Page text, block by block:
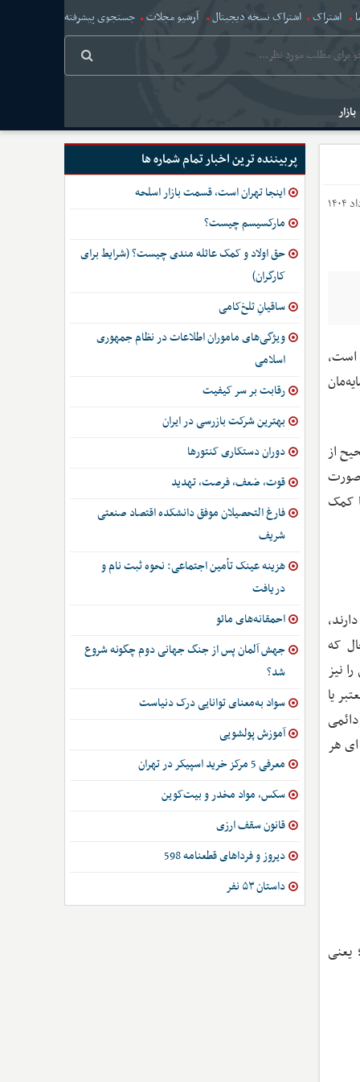
اشتراک اشتراک نسخه دیجیتال آرشیو مجلات جستجوی پیشرفته
بازار
است،
از
صورت
کمک
که
نیز
یا
هر
یعنی
پربیننده ترین اخبار تمام شماره ها
اینجا تهران است، قسمت بازار اسلحه
مارکسیسم چیست؟
حق اولاد و کمک عائله مندی چیست؟ (شرایط برای
کارگران)
ساقیانِ تلخ‌کامی
ویژگی‌های ماموران اطلاعات در نظام جمهوری
اسلامی
رقابت بر سر کیفیت
بهترین شرکت بازرسی در ایران
دوران دستکاری کنتورها
قوت، ضعف، فرصت، تهدید
فارغ التحصیلان موفق دانشکده اقتصاد صنعتی
شریف
هزینه عینک تأمین اجتماعی: نحوه ثبت نام و
دریافت
احمقانه‌های مائو
جهش آلمان پس از جنگ جهانی دوم چگونه شروع
شد؟
سواد به‌معنای توانایی درک دنیاست
آموزش پولشویی
معرفی 5 مرکز خرید اسپیکر در تهران
سکس، مواد مخدر و بیت‌کوین
قانون سقف ارزی
دیروز و فرداهای قطعنامه 598
داستان ۵۳ نفر